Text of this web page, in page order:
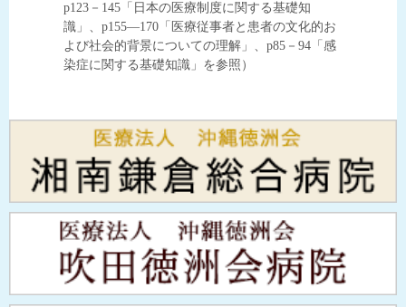
p123－145「日本の医療制度に関する基礎知
識」、p155―170「医療従事者と患者の文化的お
よび社会的背景についての理解」、p85－94「感
染症に関する基礎知識」を参照）